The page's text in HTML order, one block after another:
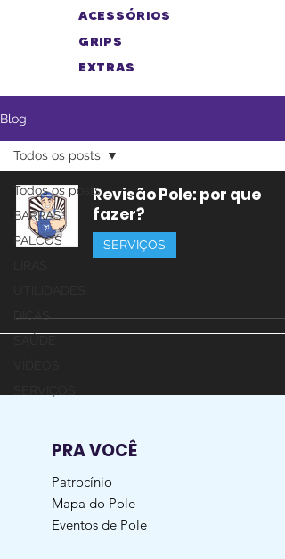
ACESSÓRIOS
GRIPS
EXTRAS
Blog
Todos os posts
BARRAS
PALCOS
DICAS
Todos os posts
Revisão Pole: por que
fazer?
SERVIÇOS
PRA VOCÊ
Patrocínio
Mapa do Pole
Eventos de Pole